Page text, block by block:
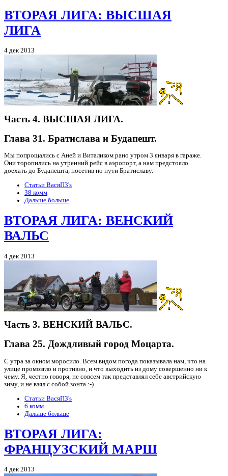
ВТОРАЯ ЛИГА: ВЫСШАЯ
ЛИГА
4 дек 2013
Часть 4. ВЫСШАЯ ЛИГА.
Глава 31. Братислава и Будапешт.
Мы попрощались с Аней и Виталиком рано утром 3 января в гараже.
Они торопились на утренний рейс в аэропорт, а нам предстояло
доехать до Будапешта, посетив по пути Братиславу.
Статьи ВасяПЗ's
38 комм
Дальше больше
ВТОРАЯ ЛИГА: ВЕНСКИЙ
ВАЛЬС
4 дек 2013
Часть 3. ВЕНСКИЙ ВАЛЬС.
Глава 25. Дождливый город Моцарта.
С утра за окном моросило. Всем видом погода показывала нам, что на
улице промозгло и противно, и что выходить из дому совершенно ни к
чему. Я, честно говоря, не совсем так представлял себе австрийскую
зиму, и не взял с собой зонта :-)
Статьи ВасяПЗ's
6 комм
Дальше больше
ВТОРАЯ ЛИГА:
ФРАНЦУЗСКИЙ МАРШ
4 дек 2013